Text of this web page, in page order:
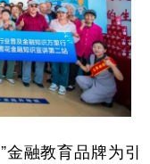
一带一路
地
山西
融教育品牌为引